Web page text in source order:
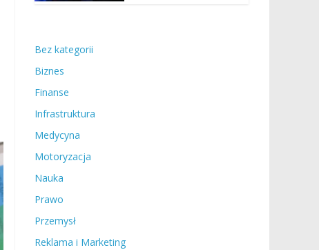
Bez kategorii
Biznes
Finanse
Infrastruktura
Medycyna
Motoryzacja
Nauka
Prawo
Przemysł
Reklama i Marketing